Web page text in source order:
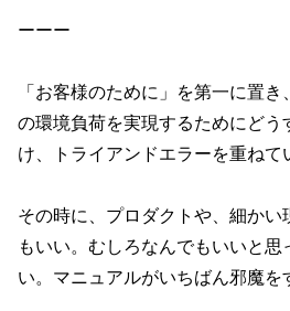
ーーー
「お客様のために」を第一に置
の環境負荷を実現するためにどう
け、トライアンドエラーを重ねて
その時に、プロダクトや、細か
もいい。むしろなんでもいいと
い。マニュアルがいちばん邪魔を